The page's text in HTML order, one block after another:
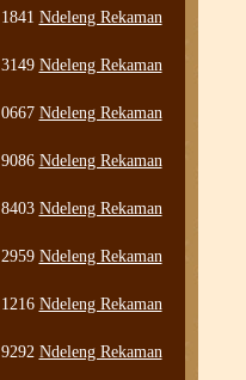
1841 Ndeleng Rekaman
3149 Ndeleng Rekaman
0667 Ndeleng Rekaman
9086 Ndeleng Rekaman
8403 Ndeleng Rekaman
2959 Ndeleng Rekaman
1216 Ndeleng Rekaman
9292 Ndeleng Rekaman